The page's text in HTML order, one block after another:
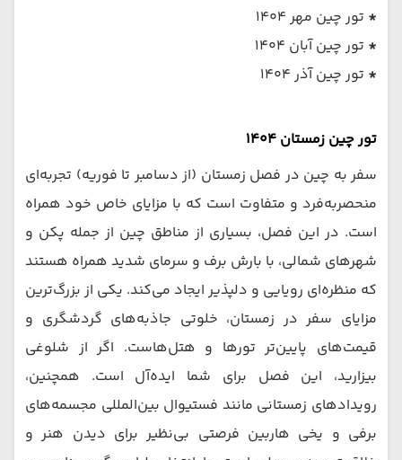
* تور چین مهر 1404
* تور چین آبان 1404
* تور چین آذر 1404
تور چین زمستان 1404
سفر به چین در فصل زمستان (از دسامبر تا فوریه) تجربه‌ای
منحصربه‌فرد و متفاوت است که با مزایای خاص خود همراه
است. در این فصل، بسیاری از مناطق چین از جمله پکن و
شهرهای شمالی، با بارش برف و سرمای شدید همراه هستند
که منظره‌ای رویایی و دلپذیر ایجاد می‌کند. یکی از بزرگ‌ترین
مزایای سفر در زمستان، خلوتی جاذبه‌های گردشگری و
قیمت‌های پایین‌تر تورها و هتل‌هاست. اگر از شلوغی
بیزارید، این فصل برای شما ایده‌آل است. همچنین،
رویدادهای زمستانی مانند فستیوال بین‌المللی مجسمه‌های
برفی و یخی هاربین فرصتی بی‌نظیر برای دیدن هنر و